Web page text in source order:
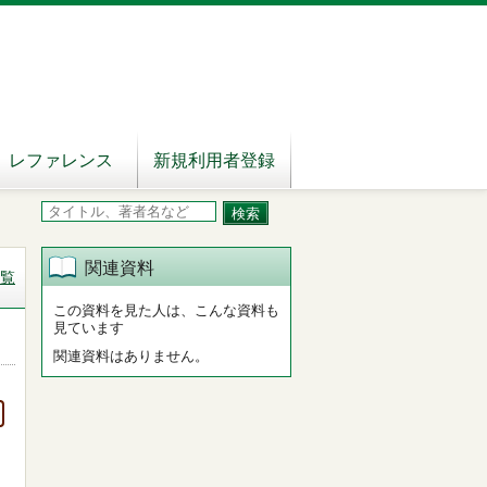
レファレンス 新規利用者登録
関連資料
この資料を見た人は、こんな資料も
見ています
関連資料はありません。